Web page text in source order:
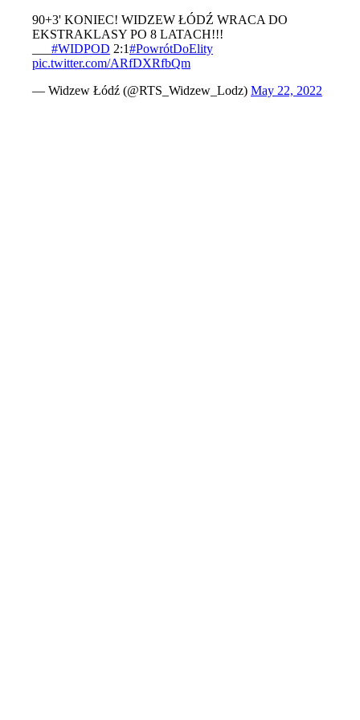
90+3' KONIEC! WIDZEW ŁÓDŹ WRACA DO
EKSTRAKLASY PO 8 LATACH!!!
#WIDPOD 2:1#PowrótDoElity
pic.twitter.com/ARfDXRfbQm
— Widzew Łódź (@RTS_Widzew_Lodz) May 22, 2022